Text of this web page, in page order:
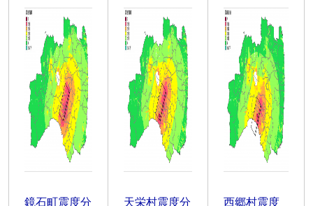
鏡石町震度分 天栄村震度分 西郷村震度